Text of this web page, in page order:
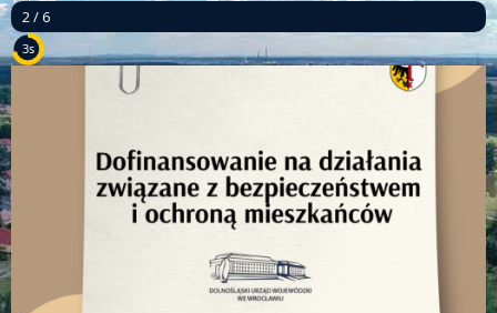
2 / 6
1s
Ponad milion złotych dla bezpieczeństwa mieszkańców Gminy Czernica!